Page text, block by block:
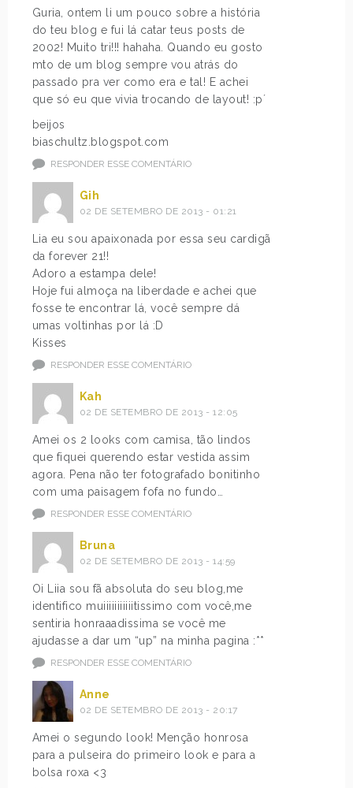
Guria, ontem li um pouco sobre a história
do teu blog e fui lá catar teus posts de
2002! Muito tri!!! hahaha. Quando eu gosto
mto de um blog sempre vou atrás do
passado pra ver como era e tal! E achei
que só eu que vivia trocando de layout! :p´
beijos
biaschultz.blogspot.com
RESPONDER ESSE COMENTÁRIO
Gih
02 DE SETEMBRO DE 2013 - 01:21
Lia eu sou apaixonada por essa seu cardigã
da forever 21!!
Adoro a estampa dele!
Hoje fui almoça na liberdade e achei que
fosse te encontrar lá, você sempre dá
umas voltinhas por lá :D
Kisses
RESPONDER ESSE COMENTÁRIO
Kah
02 DE SETEMBRO DE 2013 - 12:05
Amei os 2 looks com camisa, tão lindos
que fiquei querendo estar vestida assim
agora. Pena não ter fotografado bonitinho
com uma paisagem fofa no fundo…
RESPONDER ESSE COMENTÁRIO
Bruna
02 DE SETEMBRO DE 2013 - 14:59
Oi Liia sou fã absoluta do seu blog,me
identifico muiiiiiiiiiiitissimo com você,me
sentiria honraaadissima se você me
ajudasse a dar um “up” na minha pagina :**
RESPONDER ESSE COMENTÁRIO
Anne
02 DE SETEMBRO DE 2013 - 20:17
Amei o segundo look! Menção honrosa
para a pulseira do primeiro look e para a
bolsa roxa <3